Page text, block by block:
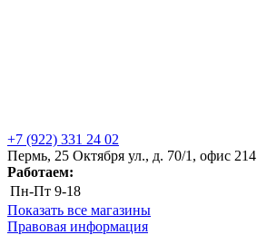
+7 (922) 331 24 02
Пермь, 25 Октября ул., д. 70/1, офис 214
Работаем:
Пн-Пт 9-18
Показать все магазины
Правовая информация